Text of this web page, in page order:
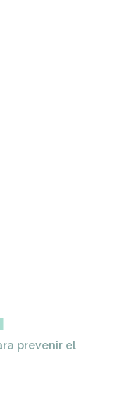
prevenir el